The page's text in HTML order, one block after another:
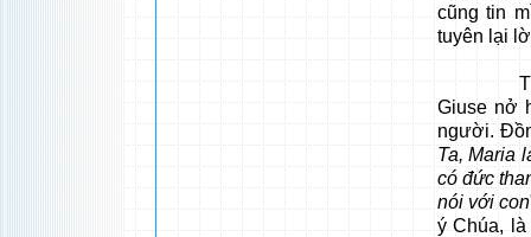
cũng tin
tuyên lại
Trong
Giuse nở
người.
Ta, Maria
có đức
nói với con
ý Chúa,